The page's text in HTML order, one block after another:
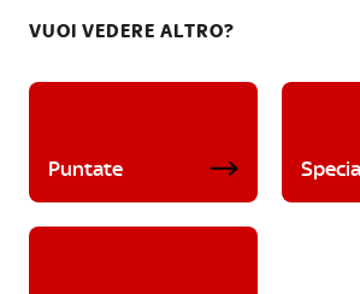
VUOI VEDERE ALTRO?
Puntate